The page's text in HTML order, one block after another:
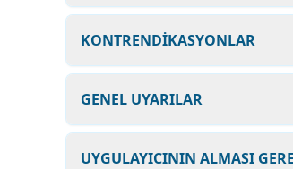
KONTRENDİKASYONLAR
GENEL UYARILAR
UYGULAYICININ ALMASI